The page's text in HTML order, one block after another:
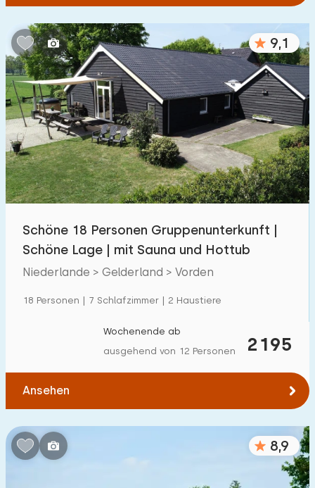
Schlafzimmern:
1 2 3 4 5
Badezimmer:
1 2 3 4 5
Entfernungen
Zum Meer(max. km):
Zum Wald(max. km):
5 10
1 2
Zu öffentlichen Verkehrsmitteln
9,1
Schöne 18 Personen Gruppenunterkunft |
Schöne Lage | mit Sauna und Hottub
Niederlande > Gelderland > Vorden
18 Personen | 7 Schlafzimmer | 2 Haustiere
2195
Wochenende ab
ausgehend von 12 Personen
Ansehen
8,9